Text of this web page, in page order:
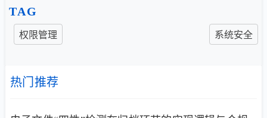
TAG
权限管理 系统安全
热门推荐